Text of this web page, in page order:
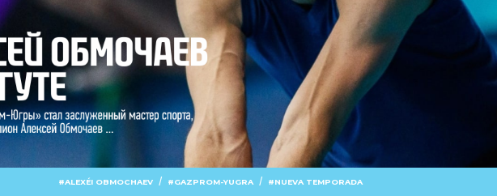
ALEXÉI OBMOCHAEV / GAZPROM-YUGRA / NUEVA TEMPORADA